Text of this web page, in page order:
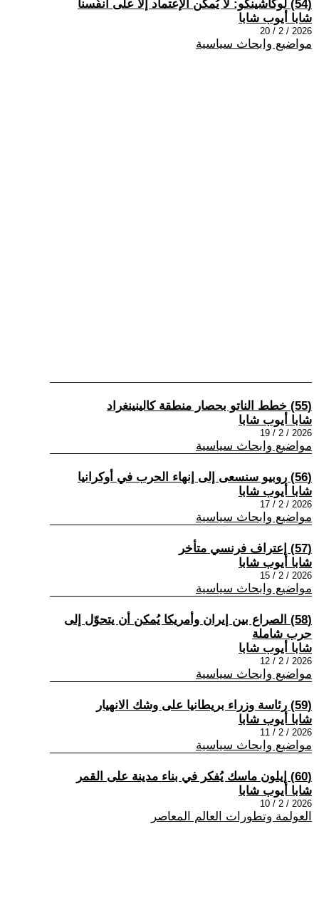
(54) لوكاشينكو: لا يُمكن الإعتماد إلّا على أنفُسنا
شابا أيوب شابا
2026 / 2 / 20
مواضيع وابحاث سياسية
(55) خطط الناتو بحصار منطقة كالينينغراد
شابا أيوب شابا
2026 / 2 / 19
مواضيع وابحاث سياسية
(56) روبيو سنسعى إلى إنهاء الحرب في أوكرانيا
شابا أيوب شابا
2026 / 2 / 17
مواضيع وابحاث سياسية
(57) إعتراف فرنسي متأخر
شابا أيوب شابا
2026 / 2 / 15
مواضيع وابحاث سياسية
(58) الصراع بين إيران وأمريكا يُمكن أن يتحوّل إلى
حرب شاملة
شابا أيوب شابا
2026 / 2 / 12
مواضيع وابحاث سياسية
(59) رئاسة وزراء بريطانيا على وشك الانهيار
شابا أيوب شابا
2026 / 2 / 11
مواضيع وابحاث سياسية
(60) إيلون ماسك يُفكر في بناء مدينة على القمر
شابا أيوب شابا
2026 / 2 / 10
العولمة وتطورات العالم المعاصر